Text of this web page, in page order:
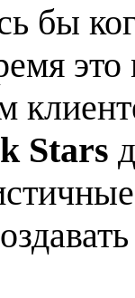
бы
Stars